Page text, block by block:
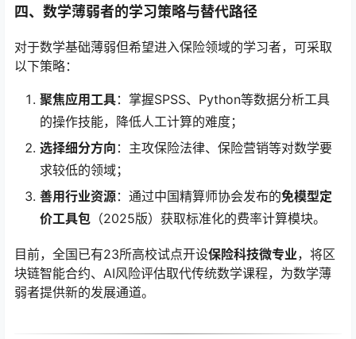
四、数学薄弱者的学习策略与替代路径
对于数学基础薄弱但希望进入保险领域的学习者，可采取
以下策略：
聚焦应用工具：掌握SPSS、Python等数据分析工具
的操作技能，降低人工计算的难度；
选择细分方向 ：主攻保险法律、保险营销等对数学要
求较低的领域；
善用行业资源：通过中国精算师协会发布的免模型定
价工具包 （2025版）获取标准化的费率计算模块。
目前，全国已有23所高校试点开设保险科技微专业，将区
块链智能合约、AI风险评估取代传统数学课程，为数学薄
弱者提供新的发展通道。